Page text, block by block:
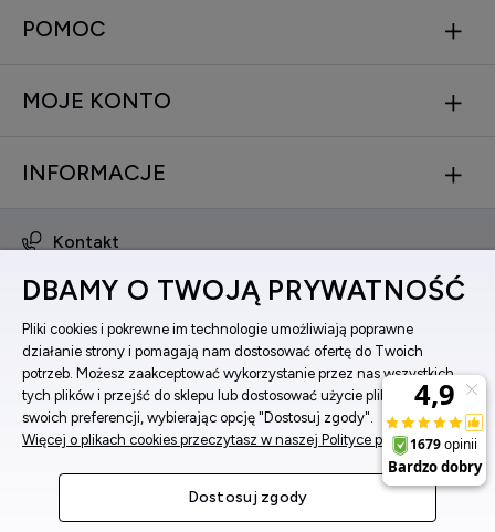
POMOC
MOJE KONTO
INFORMACJE
Kontakt
ul. Bema 5, 33-100 Tarnów, woj. małopolskie
Facebook
Instagram
Sklep internetowy Shoper Premium
DBAMY O TWOJĄ PRYWATNOŚĆ
Pliki cookies i pokrewne im technologie umożliwiają poprawne
działanie strony i pomagają nam dostosować ofertę do Twoich
potrzeb. Możesz zaakceptować wykorzystanie przez nas wszystkich
tych plików i przejść do sklepu lub dostosować użycie plików do
swoich preferencji, wybierając opcję "Dostosuj zgody".
Więcej o plikach cookies przeczytasz w naszej Polityce prywatności.
Dostosuj zgody